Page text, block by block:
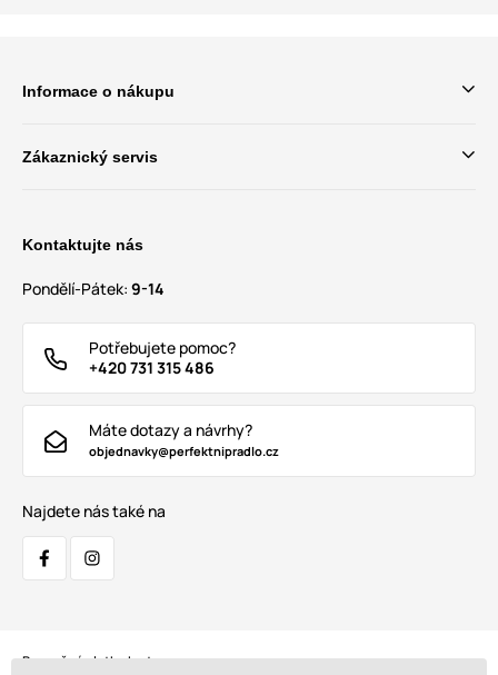
Informace o nákupu
Zákaznický servis
Kontaktujte nás
Pondělí-Pátek: 9-14
Potřebujete pomoc?
+420 731 315 486
Máte dotazy a návrhy?
objednavky@perfektnipradlo.cz
Najdete nás také na
Bezpečná platba kartou: